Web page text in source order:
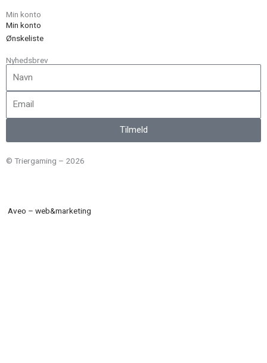
Min konto
Min konto
Ønskeliste
Nyhedsbrev
Tilmeld
© Triergaming – 2026
Aveo – web&marketing